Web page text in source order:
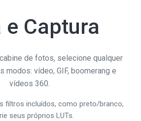
e Captura
de fotos, selecione qualquer
modos: vídeo, GIF, boomerang e
vídeos 360.
filtros incluídos, como preto/branco,
seus próprios LUTs.